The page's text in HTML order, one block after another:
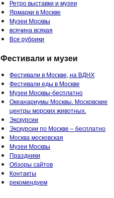
Ретро выставки и музеи
Ярмарки в Москве
Музеи Москвы
всячина всякая
Все рубрики
Фестивали и музеи
Фестивали в Москве, на ВДНХ
Фестивали еды в Москве
Музеи Москвы-бесплатно
Океанариумы Москвы. Московские
центры морских животных.
Экскурсии
Экскурсии по Москве – бесплатно
Москва московская
Музеи Москвы
Праздники
Обзоры сайтов
Контакты
рекомендуем